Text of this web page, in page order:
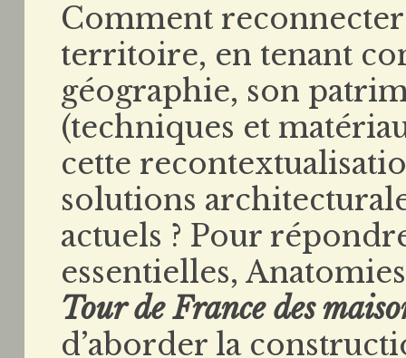
Comment
territoire, en tenant
géographie, son
(techniques et
cette
solutions
actuels ? Pour
essentielles,
Tour de France des
d’aborder la